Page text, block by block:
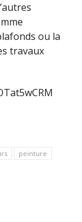
ou la
travaux
peinture